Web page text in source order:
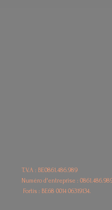
T.V.A : BE0861.486.989
Numéro d'entreprise :
Fortis : BE68 0014 06319134.